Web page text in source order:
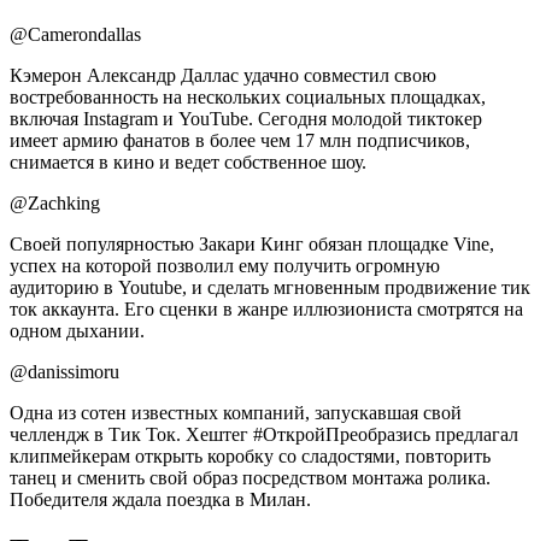
@Camerondallas
Кэмерон Александр Даллас удачно совместил свою
востребованность на нескольких социальных площадках,
включая Instagram и YouTube. Сегодня молодой тиктокер
имеет армию фанатов в более чем 17 млн подписчиков,
снимается в кино и ведет собственное шоу.
@Zachking
Своей популярностью Закари Кинг обязан площадке Vine,
успех на которой позволил ему получить огромную
аудиторию в Youtube, и сделать мгновенным продвижение тик
ток аккаунта. Его сценки в жанре иллюзиониста смотрятся на
одном дыхании.
@danissimoru
Одна из сотен известных компаний, запускавшая свой
челлендж в Тик Ток. Хештег #ОткройПреобразись предлагал
клипмейкерам открыть коробку со сладостями, повторить
танец и сменить свой образ посредством монтажа ролика.
Победителя ждала поездка в Милан.